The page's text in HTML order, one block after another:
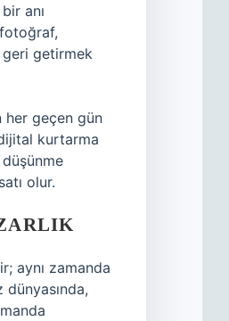
anı
getirmek
her geçen gün
kurtarma
olur.
aynı zamanda